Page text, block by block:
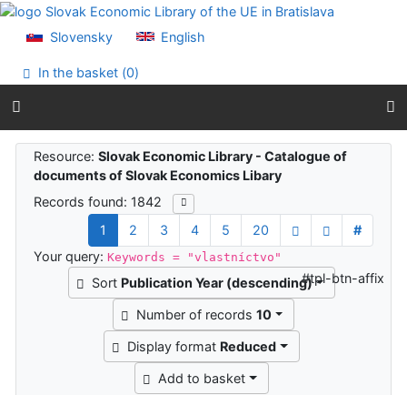
Go to content
Accessibility declaration
Slovensky English
In the basket (0)
Search results
Resource:Slovak Economic Library - Catalogue of
documents of Slovak Economics Libary
Records found: 1842
1
2 3 4 5 20
#
Your query:Keywords = "vlastníctvo"
Sort Publication Year (descending)
Number of records 10
Display format Reduced
Add to basket
#tpl-btn-affix